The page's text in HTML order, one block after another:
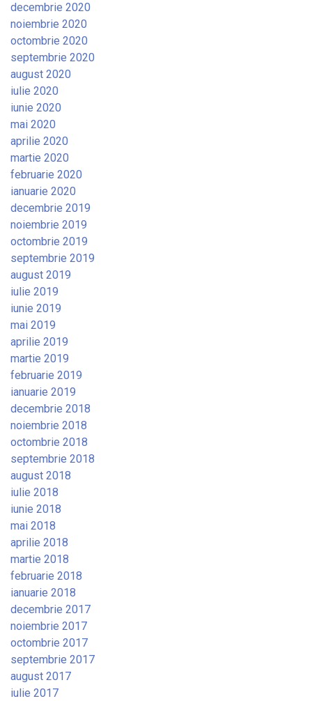
decembrie 2020
noiembrie 2020
octombrie 2020
septembrie 2020
august 2020
iulie 2020
iunie 2020
mai 2020
aprilie 2020
martie 2020
februarie 2020
ianuarie 2020
decembrie 2019
noiembrie 2019
octombrie 2019
septembrie 2019
august 2019
iulie 2019
iunie 2019
mai 2019
aprilie 2019
martie 2019
februarie 2019
ianuarie 2019
decembrie 2018
noiembrie 2018
octombrie 2018
septembrie 2018
august 2018
iulie 2018
iunie 2018
mai 2018
aprilie 2018
martie 2018
februarie 2018
ianuarie 2018
decembrie 2017
noiembrie 2017
octombrie 2017
septembrie 2017
august 2017
iulie 2017